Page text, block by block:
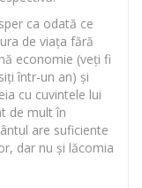
ca odată ce
de viața fără
economie (veți fi
într-un an) și
cu cuvintele lui
de mult în
are suficiente
dar nu și lăcomia